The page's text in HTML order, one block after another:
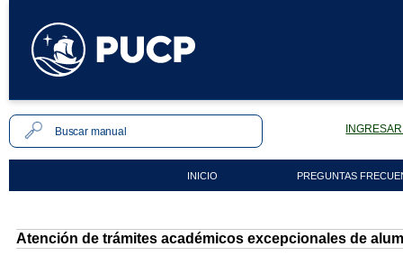
INICIO PREGUNTAS
Atención de trámites académicos excepcionales de